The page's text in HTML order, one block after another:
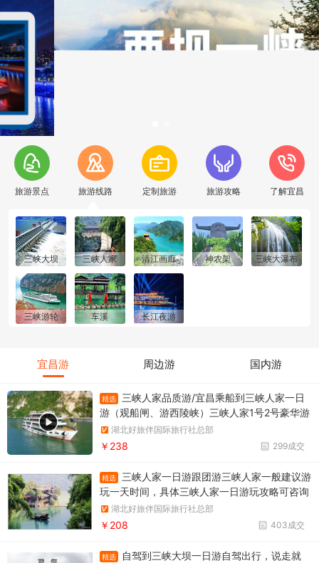
旅游景点 旅游线路 定制旅游 旅游攻略 了解宜昌
三峡大坝 三峡人家 清江画廊 神农架 三峡大瀑布
三峡游轮 车溪 长江夜游
宜昌游 周边游 国内游
精选
三峡人家品质游/宜昌乘船到三峡人家一日
游（观船闸、游西陵峡）三峡人家1号2号豪华游
船 湖北好旅伴国际旅行社总部
299成交
￥238
精选
三峡人家一日游跟团游三峡人家一般建议游
玩一天时间，具体三峡人家一日游玩攻略可咨询
湖北好旅伴国际旅行社总部
403成交
￥208
精选
自驾到三峡大坝一日游自驾出行，说走就